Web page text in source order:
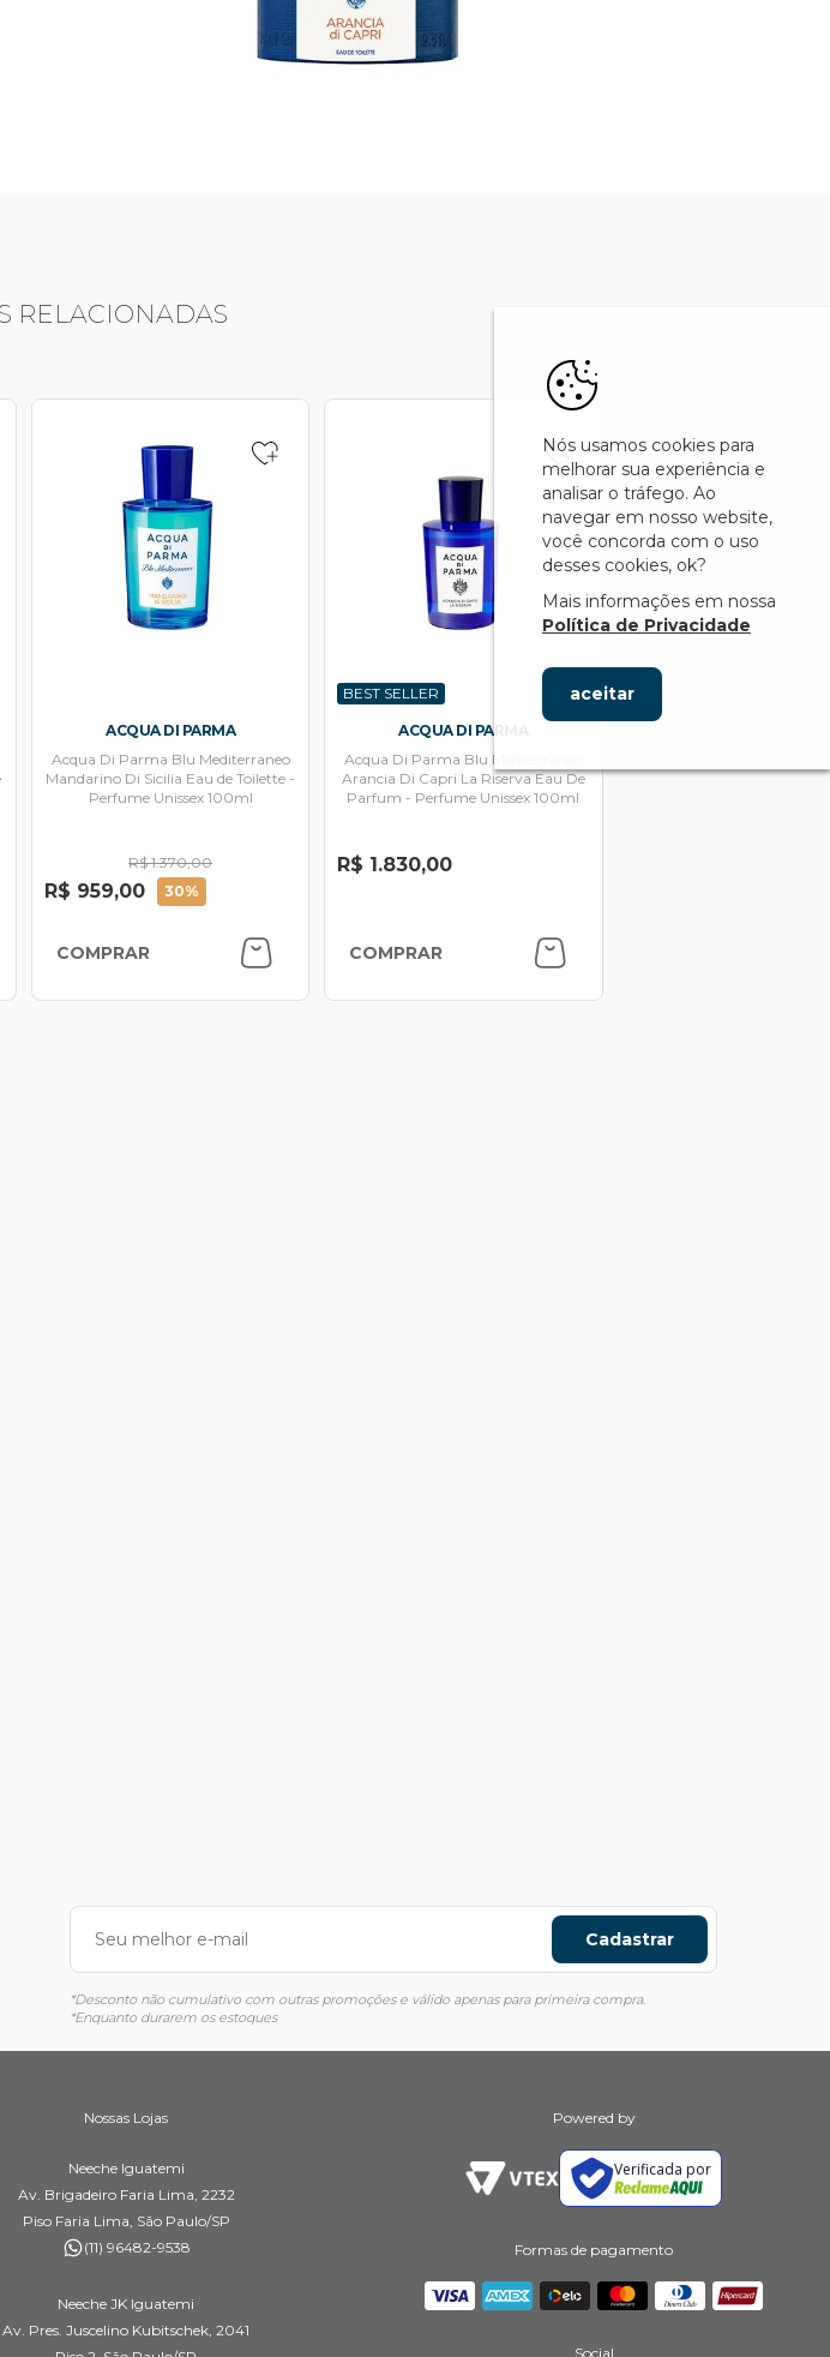
RELACIONADAS
ACQUA DI PARMA
Acqua Di Parma Blu Mediterraneo
Mandarino Di Sicilia Eau de Toilette -
Perfume Unissex 100ml
R$ 1.370,00
R$ 959,00 30%
COMPRAR
BEST SELLER
ACQUA DI PARMA
Acqua Di Parma Blu Mediterraneo
Arancia Di Capri La Riserva Eau De
Parfum - Perfume Unissex 100ml
R$ 1.830,00
COMPRAR
Cadastrar
*Desconto não cumulativo com outras promoções e válido apenas para primeira compra.
*Enquanto durarem os estoques
Nossas Lojas
Neeche Iguatemi
Av. Brigadeiro Faria Lima, 2232
Piso Faria Lima, São Paulo/SP
(11) 96482-9538
Neeche JK Iguatemi
Av. Pres. Juscelino Kubitschek, 2041
Powered by
Verificada por
Formas de pagamento
Social
Nós usamos cookies para
melhorar sua experiência e
analisar o tráfego. Ao
navegar em nosso website,
você concorda com o uso
desses cookies, ok?
Mais informações em nossa
Política de Privacidade
aceitar